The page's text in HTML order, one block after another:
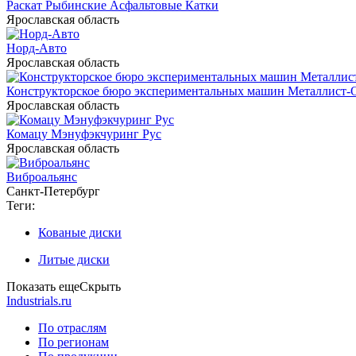
Раскат Рыбинские Асфальтовые Катки
Ярославская область
Норд-Авто
Ярославская область
Конструкторское бюро экспериментальных машин
Ярославская область
Комацу Мэнуфэкчуринг Рус
Ярославская область
Виброальянс
Санкт-Петербург
Теги:
Кованые диски
Литые диски
Показать ещеСкрыть
Industrials.ru
По отраслям
По регионам